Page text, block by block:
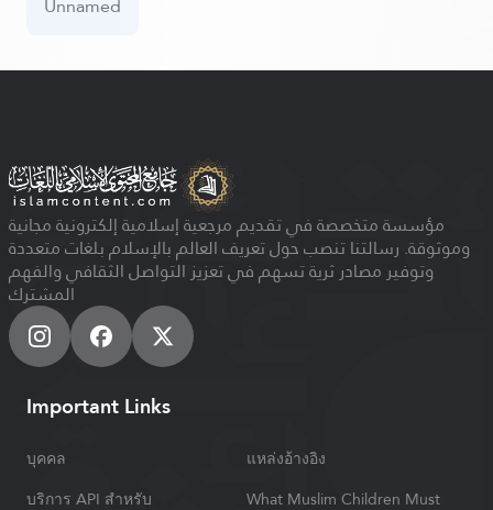
مؤسسة متخصصة في تقديم مرجعية إسلامية إلكترونية مجانية
وموثوقة. رسالتنا تنصب حول تعريف العالم بالإسلام بلغات متعددة
وتوفير مصادر ثرية تسهم في تعزيز التواصل الثقافي والفهم
المشترك
Important Links
บุคคล
แหล่งอ้างอิง
บริการ API สำหรับ
What Muslim Children Must